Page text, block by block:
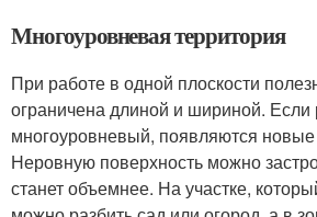
Многоуровневая территория
При работе в одной плоскости
ограничена длиной и шириной. Если
многоуровневый, появляются
Неровную поверхность можно
станет объемнее. На участке,